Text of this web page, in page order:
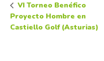
VI Torneo Benéfico
Proyecto Hombre en
Castiello Golf (Asturias)